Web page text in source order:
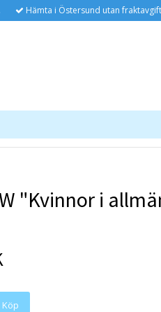
Hämta i Östersund utan fraktavgift
"Kvinnor i
Köp